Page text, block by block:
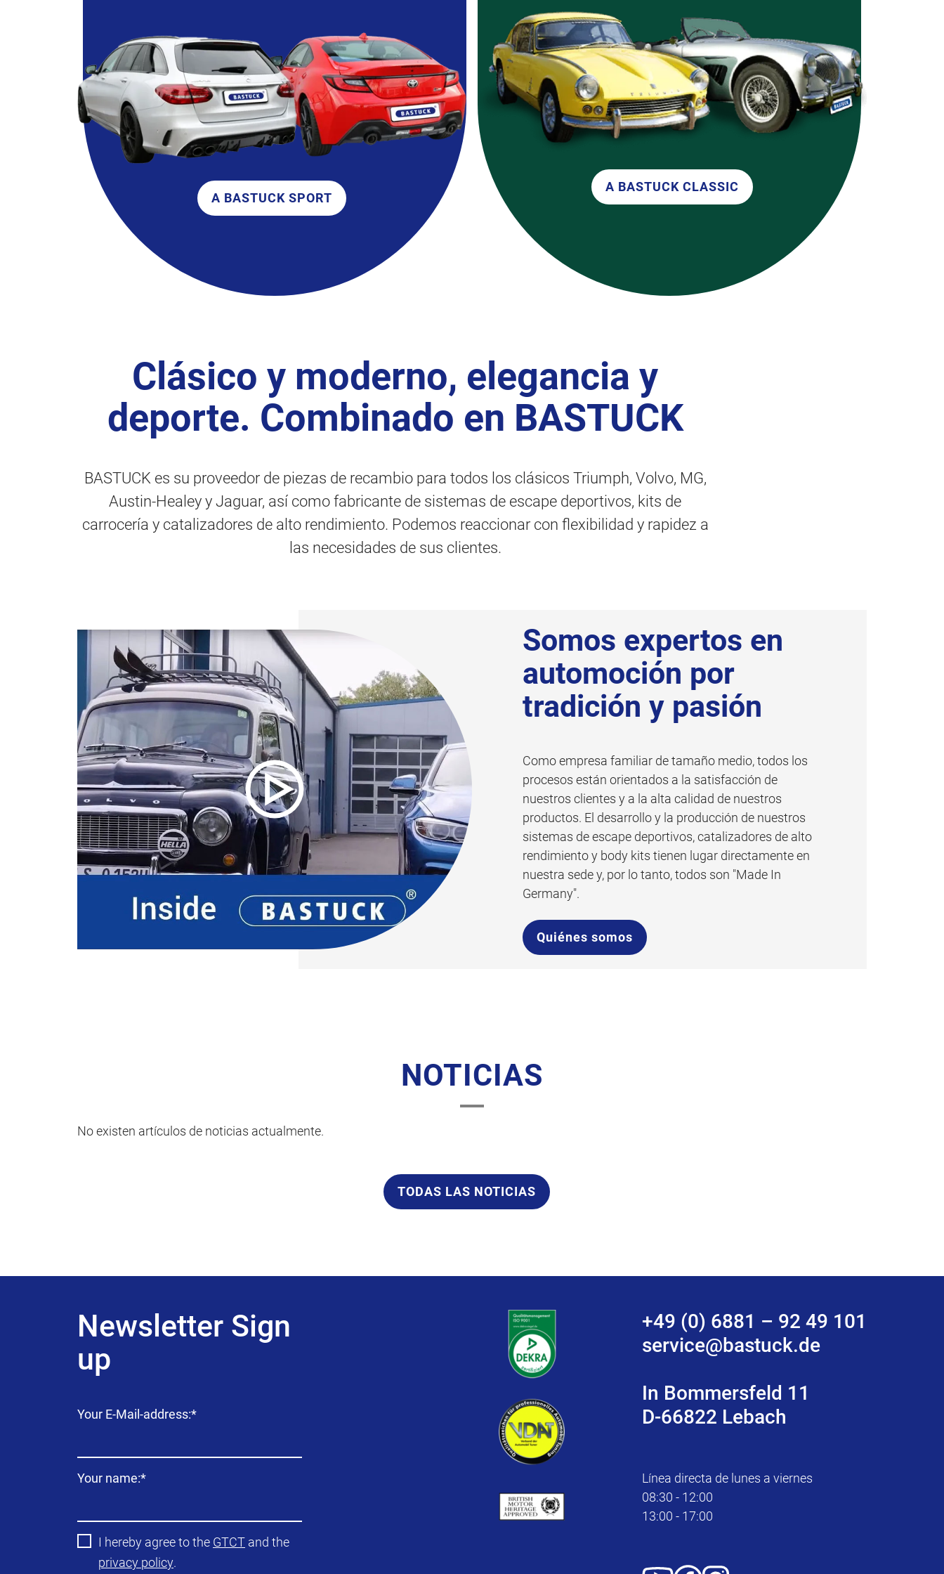
A BASTUCK SPORT
A BASTUCK CLASSIC
Clásico y moderno, elegancia y
deporte. Combinado en BASTUCK
BASTUCK es su proveedor de piezas de recambio para todos los clásicos Triumph, Volvo, MG,
Austin-Healey y Jaguar, así como fabricante de sistemas de escape deportivos, kits de
carrocería y catalizadores de alto rendimiento. Podemos reaccionar con flexibilidad y rapidez a
las necesidades de sus clientes.
Somos expertos en
automoción por
tradición y pasión
Como empresa familiar de tamaño medio, todos los
procesos están orientados a la satisfacción de
nuestros clientes y a la alta calidad de nuestros
productos. El desarrollo y la producción de nuestros
sistemas de escape deportivos, catalizadores de alto
rendimiento y body kits tienen lugar directamente en
nuestra sede y, por lo tanto, todos son "Made In
Germany".
Quiénes somos
NOTICIAS
No existen artículos de noticias actualmente.
TODAS LAS NOTICIAS
Newsletter Sign
up
Campo
Your E-Mail-address:*
Campo
Your name:*
I hereby agree to the GTCT and the
privacy policy.
+49 (0) 6881 – 92 49 101
service@bastuck.de
In Bommersfeld 11
D-66822 Lebach
Línea directa de lunes a viernes
08:30 - 12:00
13:00 - 17:00